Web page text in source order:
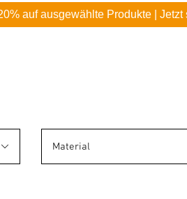
Suche
auf ausgewählte Produkte | Jetzt
Material